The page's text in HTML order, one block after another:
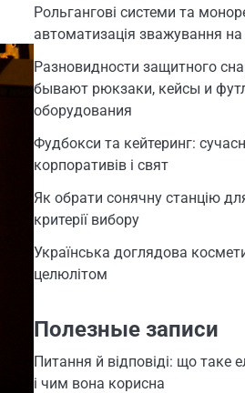
Рольгангові системи та
автоматизація зважування на
Разновидности защитного
бывают рюкзаки, кейсы и
оборудования
Фудбокси та кейтеринг:
корпоративів і свят
Як обрати сонячну станцію
критерії вибору
Українська доглядова
целюлітом
Полезные записи
Питання й відповіді: що таке
і чим вона корисна